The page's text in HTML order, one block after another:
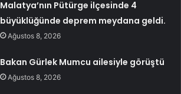
Malatya’nın Pütürge ilçesinde 4
büyüklüğünde deprem meydana geldi.
Ağustos 8, 2026
Bakan Gürlek Mumcu ailesiyle görüştü
Ağustos 8, 2026